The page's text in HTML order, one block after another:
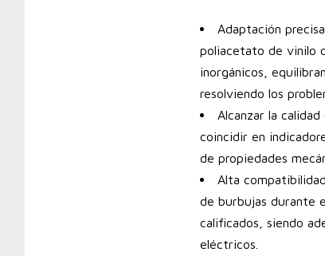
Adaptación
poliacetato de vinilo
inorgánicos,
resolviendo los
Alcanzar la
coincidir en
de propiedades
Alta
de burbujas durante
calificados, siendo
eléctricos.